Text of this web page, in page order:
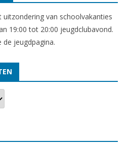
van schoolvakanties
19:00 tot 20:00 jeugdclubavond.
de jeugdpagina.